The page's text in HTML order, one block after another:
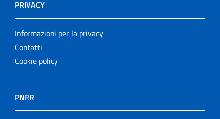
PRIVACY
Informazioni per la privacy
Contatti
Cookie policy
PNRR